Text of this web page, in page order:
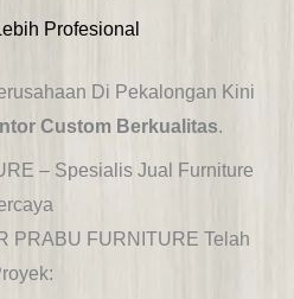
Profesional
Di Pekalongan Kini
Custom Berkualitas.
– Spesialis Jual Furniture
PRABU FURNITURE Telah